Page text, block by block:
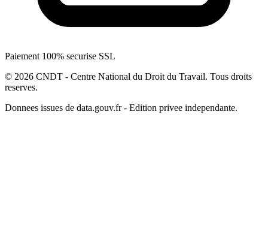
Paiement 100% securise SSL
© 2026 CNDT - Centre National du Droit du Travail. Tous droits
reserves.
Donnees issues de data.gouv.fr - Edition privee independante.